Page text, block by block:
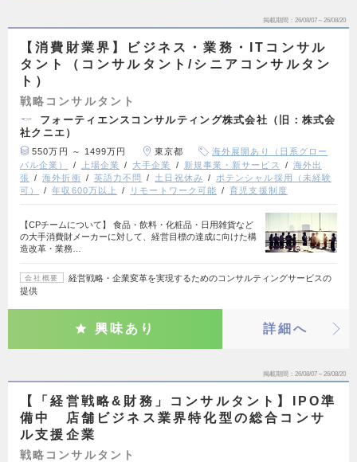
掲載期間 26/08/07～26/08/20
【消費財業界】ビジネス・業務・ITコンサル
タント（コンサルタント/シニアコンサルタン
ト）
戦略コンサルタント
フォーティエンスコンサルティング株式会社（旧：株式会
社クニエ）
550万円 ～ 1499万円 東京都
海外展開あり（日系グロー
バル企業）
上場企業 大手企業 新規事業・新サービス
海外出
張
海外折衝 英語力不問 土日祝休み
ポテンシャル採用（未経験
可）
年収600万以上 リモートワーク可能 育児支援制度
【CPチームについて】 食品・飲料・化粧品・日用雑貨など
の大手消費財メーカーに対して、経営目標の達成に向けた構
造改革・業務…
会社概要
経営戦略・企業変革を実現するためのコンサルティングサービスの
提供
興味あり 詳細へ
掲載期間 26/08/07～26/08/20
【「経営戦略&財務」コンサルタント】IPO準
備中 店舗ビジネス業界特化型の総合コンサ
ル支援企業
戦略コンサルタント